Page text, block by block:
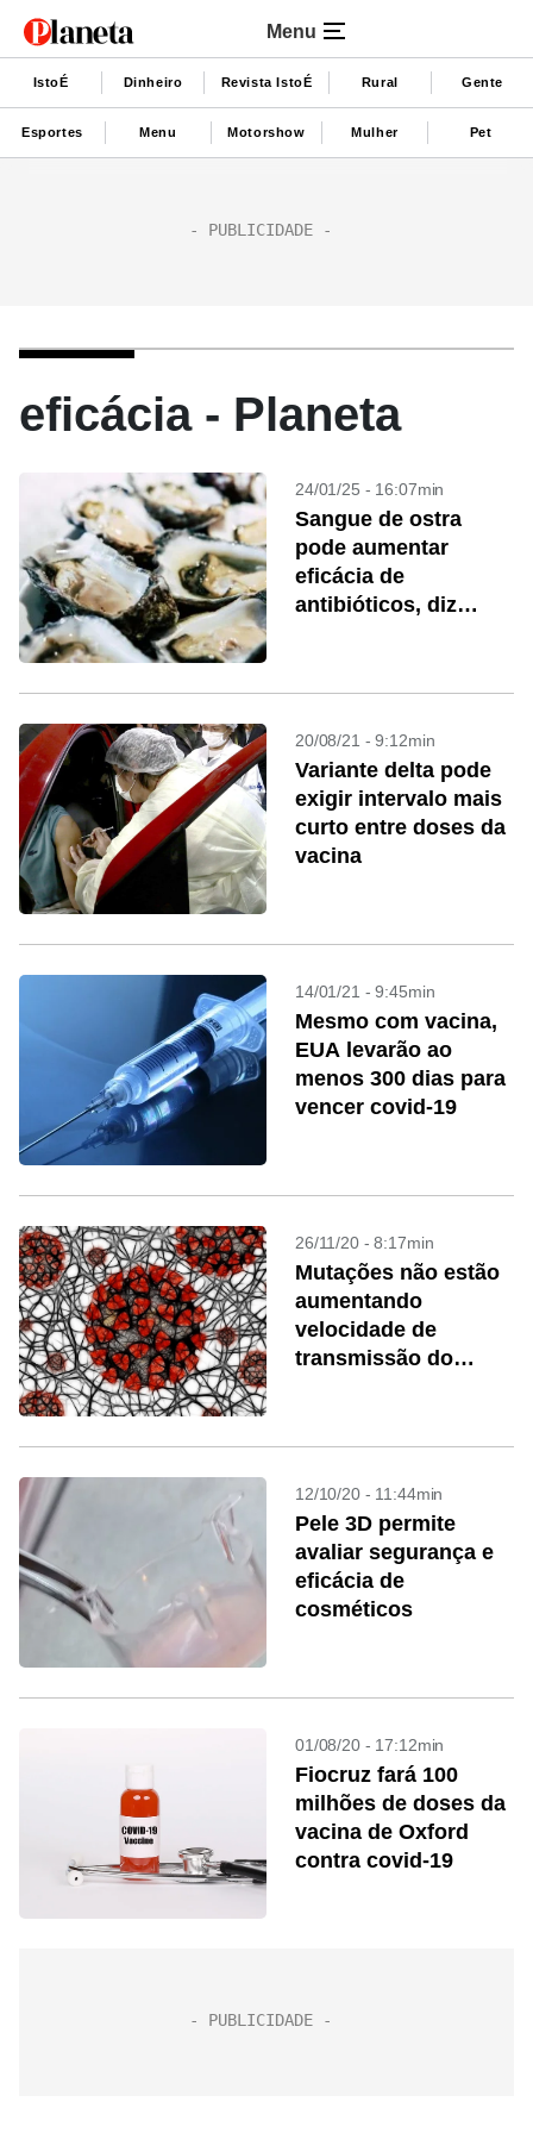
Menu
IstoÉ Dinheiro Revista IstoÉ Rural Gente
Esportes Menu Motorshow Mulher Pet
eficácia - Planeta
24/01/25 - 16:07min
Sangue de ostra
pode aumentar
eficácia de
antibióticos, diz
20/08/21 - 9:12min
Variante delta pode
exigir intervalo mais
curto entre doses da
vacina
14/01/21 - 9:45min
Mesmo com vacina,
EUA levarão ao
menos 300 dias para
vencer covid-19
26/11/20 - 8:17min
Mutações não estão
aumentando
velocidade de
transmissão do
12/10/20 - 11:44min
Pele 3D permite
avaliar segurança e
eficácia de
cosméticos
01/08/20 - 17:12min
Fiocruz fará 100
milhões de doses da
vacina de Oxford
contra covid-19